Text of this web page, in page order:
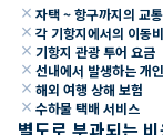
close 자택 ~ 항구까지의 교
close 각 기항지에서의 이동비
close 기항지 관광 투어 요금
close 선내에서 발생하는 개
close 해외 여행 상해 보험
close 수하물 택배 서비스
별도로 부과되는